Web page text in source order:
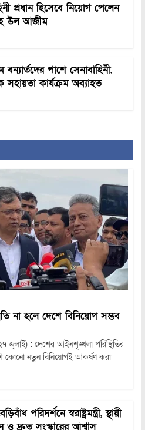
প্রধান হিসেবে নিয়োগ পেলেন
উল আজীম
বন্যার্তদের পাশে সেনাবাহিনী,
সহায়তা কার্যক্রম অব্যাহত
না হলে দেশে বিনিয়োগ সম্ভব
জুলাই) : দেশের আইনশৃঙ্খলা পরিস্থিতির
কোনো নতুন বিনিয়োগই আকর্ষণ করা
পরিদর্শনে স্বরাষ্ট্রমন্ত্রী, স্থায়ী
ও দ্রুত সংস্কারের আশ্বাস